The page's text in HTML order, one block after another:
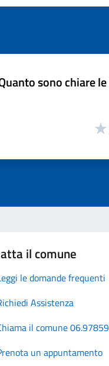
sono chiare
il comune
le domande frequenti
Assistenza
il comune
un appuntamento